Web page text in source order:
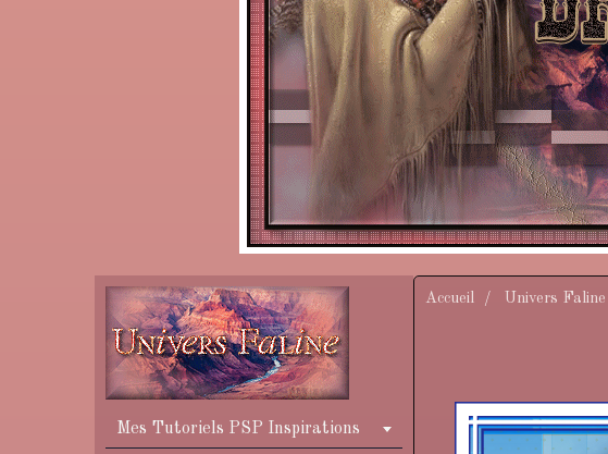
Accueil Univers Faline
Mes Tutoriels PSP Inspirations